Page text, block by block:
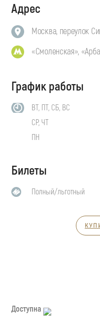
Адрес
Москва, переулок
«Смоленская»,
График работы
ВТ, ПТ, СБ, ВС
СР, ЧТ
ПН
Билеты
Полный/льготный
Доступна